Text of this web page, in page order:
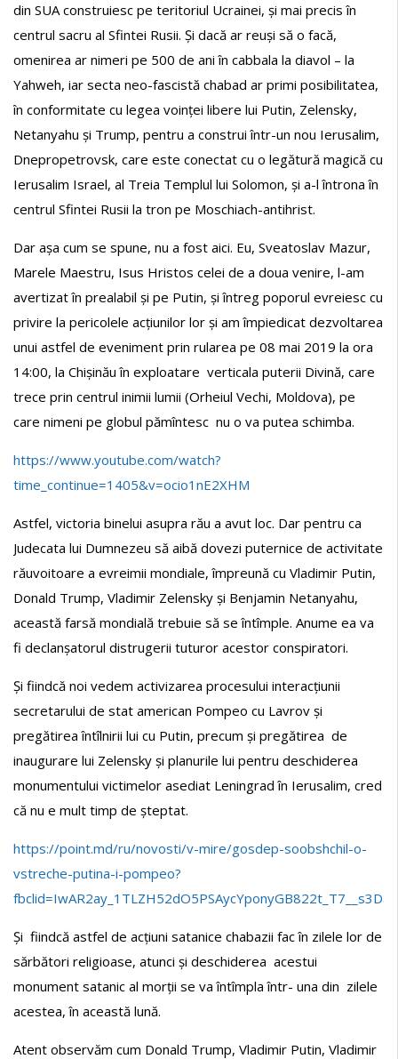
din SUA construiesc pe teritoriul Ucrainei, și mai precis în
centrul sacru al Sfintei Rusii. Și dacă ar reuși să o facă,
omenirea ar nimeri pe 500 de ani în cabbala la diavol – la
Yahweh, iar secta neo-fascistă chabad ar primi posibilitatea,
în conformitate cu legea voinței libere lui Putin, Zelensky,
Netanyahu și Trump, pentru a construi într-un nou Ierusalim,
Dnepropetrovsk, care este conectat cu o legătură magică cu
Ierusalim Israel, al Treia Templul lui Solomon, și a-l întrona în
centrul Sfintei Rusii la tron pe Moschiach-antihrist.
Dar așa cum se spune, nu a fost aici. Eu, Sveatoslav Mazur,
Marele Maestru, Isus Hristos celei de a doua venire, l-am
avertizat în prealabil și pe Putin, și întreg poporul evreiesc cu
privire la pericolele acțiunilor lor și am împiedicat dezvoltarea
unui astfel de eveniment prin rularea pe 08 mai 2019 la ora
14:00, la Chișinău în exploatare verticala puterii Divină, care
trece prin centrul inimii lumii (Orheiul Vechi, Moldova), pe
care nimeni pe globul pămîntesc nu o va putea schimba.
https://www.youtube.com/watch?
time_continue=1405&v=ocio1nE2XHM
Astfel, victoria binelui asupra rău a avut loc. Dar pentru ca
Judecata lui Dumnezeu să aibă dovezi puternice de activitate
răuvoitoare a evreimii mondiale, împreună cu Vladimir Putin,
Donald Trump, Vladimir Zelensky și Benjamin Netanyahu,
această farsă mondială trebuie să se întîmple. Anume ea va
fi declanșatorul distrugerii tuturor acestor conspiratori.
Și fiindcă noi vedem activizarea procesului interacțiunii
secretarului de stat american Pompeo cu Lavrov și
pregătirea întîlnirii lui cu Putin, precum și pregătirea de
inaugurare lui Zelensky și planurile lui pentru deschiderea
monumentului victimelor asediat Leningrad în Ierusalim, cred
că nu e mult timp de șteptat.
https://point.md/ru/novosti/v-mire/gosdep-soobshchil-o-
vstreche-putina-i-pompeo?
Și fiindcă astfel de acțiuni satanice chabazii fac în zilele lor de
sărbători religioase, atunci și deschiderea acestui
monument satanic al morții se va întîmpla într- una din zilele
acestea, în această lună.
Atent observăm cum Donald Trump, Vladimir Putin, Vladimir